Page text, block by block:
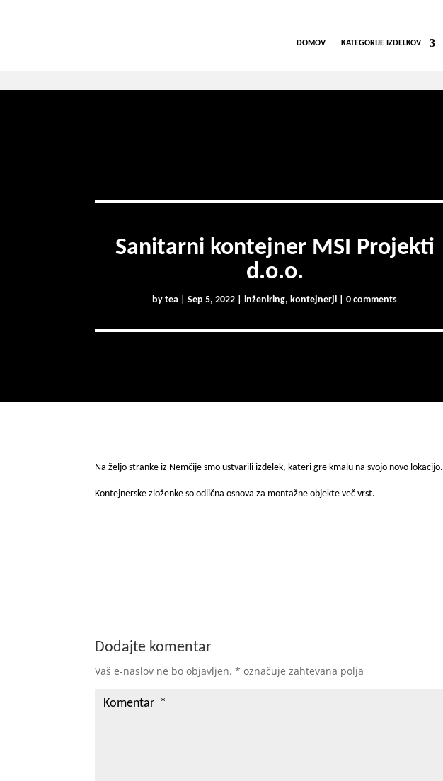
DOMOV KATEGORIJE IZDELKOV
Sanitarni kontejner MSI Projekti
d.o.o.
bytea |Sep 5, 2022 |inženiring,kontejnerji |0 comments
Na željo stranke iz Nemčije smo ustvarili izdelek, kateri gre kmalu na svojo novo lokacijo.
Kontejnerske zloženke so odlična osnova za montažne objekte več vrst.
Dodajte komentar
Vaš e-naslov ne bo objavljen. * označuje zahtevana polja